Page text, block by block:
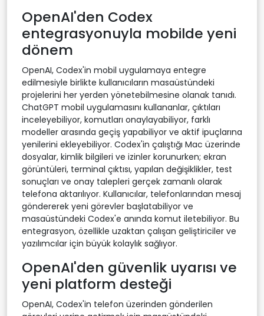
OpenAI'den Codex
entegrasyonuyla mobilde yeni
dönem
OpenAI, Codex'in mobil uygulamaya entegre
edilmesiyle birlikte kullanıcıların masaüstündeki
projelerini her yerden yönetebilmesine olanak tanıdı.
ChatGPT mobil uygulamasını kullananlar, çıktıları
inceleyebiliyor, komutları onaylayabiliyor, farklı
modeller arasında geçiş yapabiliyor ve aktif ipuçlarına
yenilerini ekleyebiliyor. Codex'in çalıştığı Mac üzerinde
dosyalar, kimlik bilgileri ve izinler korunurken; ekran
görüntüleri, terminal çıktısı, yapılan değişiklikler, test
sonuçları ve onay talepleri gerçek zamanlı olarak
telefona aktarılıyor. Kullanıcılar, telefonlarından mesaj
göndererek yeni görevler başlatabiliyor ve
masaüstündeki Codex'e anında komut iletebiliyor. Bu
entegrasyon, özellikle uzaktan çalışan geliştiriciler ve
yazılımcılar için büyük kolaylık sağlıyor.
OpenAI'den güvenlik uyarısı ve
yeni platform desteği
OpenAI, Codex'in telefon üzerinden gönderilen